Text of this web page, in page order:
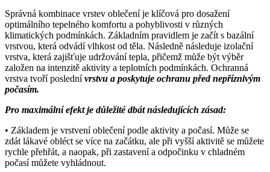
Správná kombinace vrstev oblečení je klíčová pro dosažení
optimálního tepelného komfortu a pohyblivosti v různých
klimatických podmínkách. Základním pravidlem je začít s bazální
vrstvou, která odvádí vlhkost od těla. Následně následuje izolační
vrstva, která zajišťuje udržování tepla, přičemž může být výběr
založen na intenzitě aktivity a teplotních podmínkách. Ochranná
vrstva tvoří poslednívrstvu a poskytuje ochranu před nepříznivým
počasím.
Pro maximální efekt je důležité dbát následujících zásad:
• Základem je vrstvení oblečení podle aktivity a počasí. Může se
zdát lákavé obléct se více na začátku, ale při vyšší aktivitě se můžete
rychle přehřát, a naopak, při zastavení a odpočinku v chladném
počasí můžete vyhládnout.